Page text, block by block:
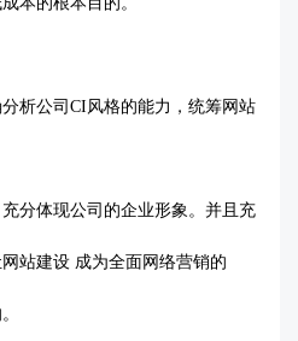
析公司 CI风格的能力，统筹网站
分体现公司的企业形象。并且充
站建设 成为全面网络营销的